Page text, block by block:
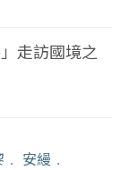
走訪國境之
﹒ 安縵 ﹒